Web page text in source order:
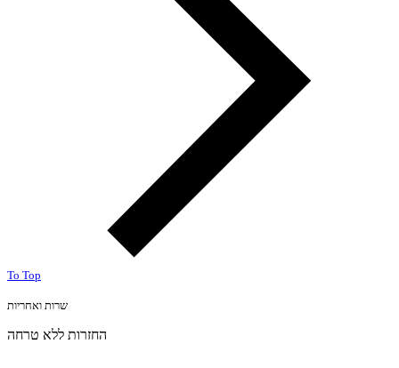
To Top
שרות ואחריות
החזרות ללא טרחה